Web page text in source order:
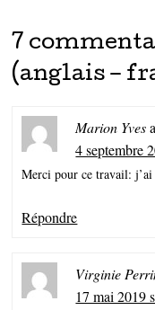
7
(anglais –
Marion Yves
4 septembre
Merci pour ce travail:
Répondre
Virginie
17 mai 2019